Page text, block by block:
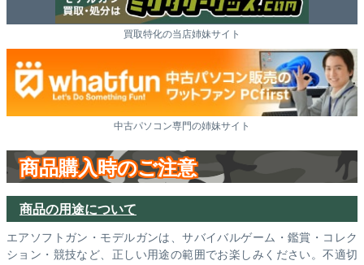
買取特化の当店姉妹サイト
中古パソコン専門の姉妹サイト
商品購入時のご注意
商品の用途について
エアソフトガン・モデルガンは、サバイバルゲーム・鑑賞・コレク
ション・競技など、正しい用途の範囲でお楽しみください。不適切